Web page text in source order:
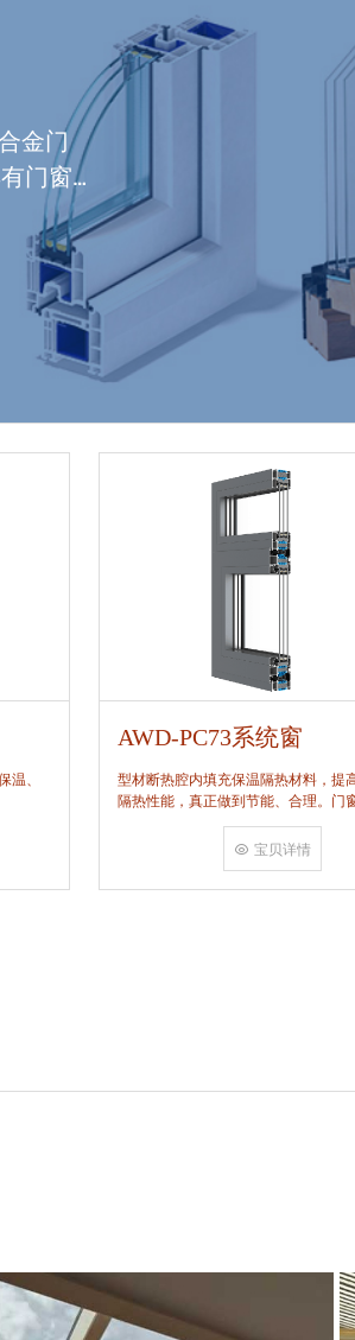
金门
门窗
中空
温、
AWD-PC73系统窗
型材断热腔内填充保温隔热材料，提
隔热性能，真正做到节能、合理。门
角，采用多点挤压角码结构与加重型
结合完成，在通过角部加注德国双组
宝贝详情